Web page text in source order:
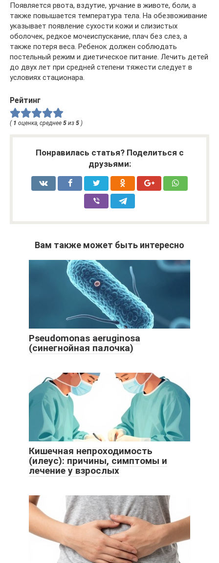
Появляется рвота, вздутие, урчание в животе, боли, а
также повышается температура тела. На обезвоживание
указывает появление сухости кожи и слизистых
оболочек, редкое мочеиспускание, плач без слез, а
также потеря веса. Ребенок должен соблюдать
постельный режим и диетическое питание. Лечить детей
до двух лет при средней степени тяжести следует в
условиях стационара.
Рейтинг
( 1 оценка, среднее 5 из 5 )
Понравилась статья? Поделиться с
друзьями:
Вам также может быть интересно
Pseudomonas aeruginosa
(синегнойная палочка)
Кишечная непроходимость
(илеус): причины, симптомы и
лечение у взрослых